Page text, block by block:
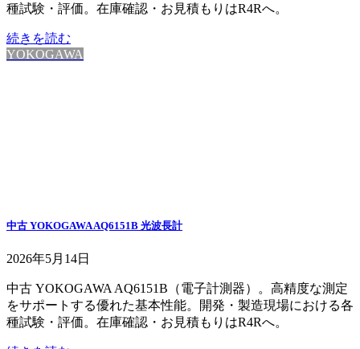
種試験・評価。在庫確認・お見積もりはR4Rへ。
続きを読む
YOKOGAWA
中古 YOKOGAWA AQ6151B 光波長計
2026年5月14日
中古 YOKOGAWA AQ6151B（電子計測器）。高精度な測定
をサポートする優れた基本性能。開発・製造現場における各
種試験・評価。在庫確認・お見積もりはR4Rへ。